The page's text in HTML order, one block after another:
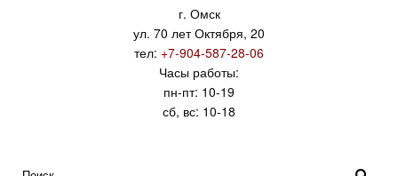
г. Омск
ул. 70 лет Октября, 20
тел: +7-904-587-28-06
Часы работы:
пн-пт: 10-19
сб, вс: 10-18